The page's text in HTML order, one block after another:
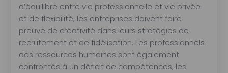
d’équilibre entre vie professionnelle et vie privée
et de flexibilité, les entreprises doivent faire
preuve de créativité dans leurs stratégies de
recrutement et de fidélisation. Les professionnels
des ressources humaines sont également
confrontés à un déficit de compétences, les